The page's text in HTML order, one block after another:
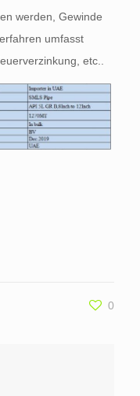
werden, Gewinde
umfasst
etc..
0